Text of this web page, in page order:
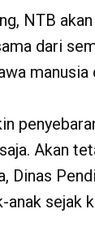
NTB
dari
manusia
Akan
Dinas
sejak